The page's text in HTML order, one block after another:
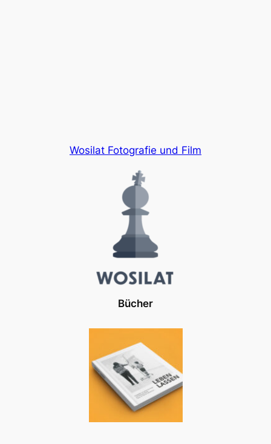
Wosilat Fotografie und Film
Bücher